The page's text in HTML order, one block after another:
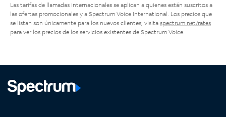
Las tarifas de llamadas internacionales se aplican a quienes están suscritos a
las ofertas promocionales y a Spectrum Voice International. Los precios que
se listan son únicamente para los nuevos clientes; visita spectrum.net/rates
para ver los precios de los servicios existentes de Spectrum Voice.